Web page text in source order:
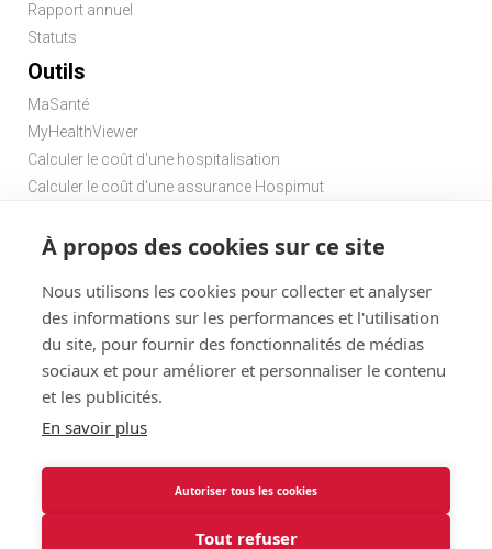
À propos des cookies sur ce site
Nous utilisons les cookies pour collecter et analyser
des informations sur les performances et l'utilisation
du site, pour fournir des fonctionnalités de médias
sociaux et pour améliorer et personnaliser le contenu
et les publicités.
En savoir plus
Autoriser tous les cookies
Tout refuser
Rapport annuel
Statuts
Outils
MaSanté
MyHealthViewer
Calculer le coût d'une hospitalisation
Calculer le coût d'une assurance Hospimut
Chercher un médecin de garde
@ 2026
Brabant
Disclaimer
Menu
Solidaris Brabant Assurances : informations légales et vie